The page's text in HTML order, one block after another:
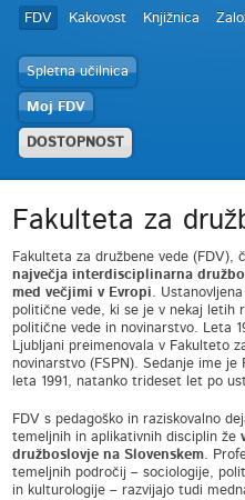
FDV Kakovost Knjižnica
Spletna učilnica
Moj FDV
DOSTOPNOST
Fakulteta za
Fakulteta za družbene vede (FDV),
največja interdisciplinarna
med večjimi v Evropi.
politične vede, ki se je v nekaj letih
politične vede in novinarstvo. Leta
Ljubljani preimenovala v Fakulteto
novinarstvo (FSPN). Sedanje ime
leta 1991, natanko trideset let po
FDV s pedagoško in raziskovalno
temeljnih in aplikativnih disciplin že
družboslovje na Slovenskem.
temeljnih področij – sociologije,
in kulturologije – razvijajo tudi